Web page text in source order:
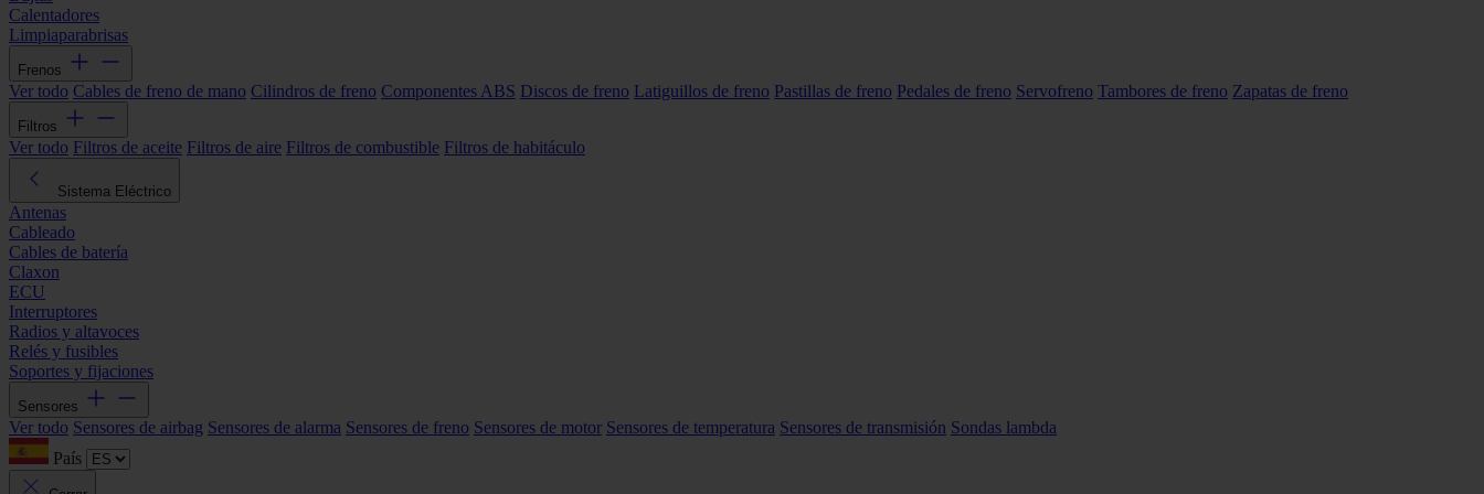
Calentadores
Limpiaparabrisas
Frenos
Ver todo Cables de freno de mano Cilindros de freno Componentes ABS Discos de freno Latiguillos de freno Pastillas de freno Pedales de freno Servofreno Tambores de freno Zapatas de freno
Filtros
Ver todo Filtros de aceite Filtros de aire Filtros de combustible Filtros de habitáculo
Sistema Eléctrico
Antenas
Cableado
Cables de batería
Claxon
ECU
Interruptores
Radios y altavoces
Relés y fusibles
Soportes y fijaciones
Sensores
Ver todo Sensores de airbag Sensores de alarma Sensores de freno Sensores de motor Sensores de temperatura Sensores de transmisión Sondas lambda
País